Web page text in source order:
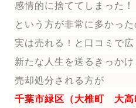
感情的に捨ててしまった！
という方が非常に多かっ
実は売れる！と口コミで広
新たな人生を送る きっかけ
売却処分される方が
千葉市緑区（大椎町 大高